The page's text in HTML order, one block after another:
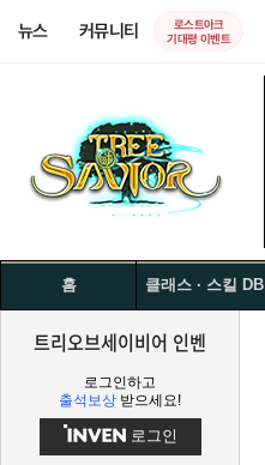
뉴스 커뮤니티
로스트아크
기대평 이벤트
홈 클래스 · 스킬 DB
트리오브세이비어 인벤
로그인하고
출석보상 받으세요!
로그인